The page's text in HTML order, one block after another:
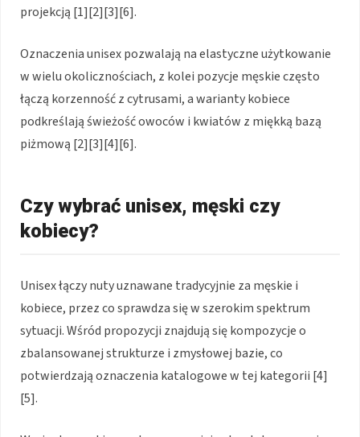
projekcją [1][2][3][6].
Oznaczenia unisex pozwalają na elastyczne użytkowanie
w wielu okolicznościach, z kolei pozycje męskie często
łączą korzenność z cytrusami, a warianty kobiece
podkreślają świeżość owoców i kwiatów z miękką bazą
piżmową [2][3][4][6].
Czy wybrać unisex, męski czy
kobiecy?
Unisex łączy nuty uznawane tradycyjnie za męskie i
kobiece, przez co sprawdza się w szerokim spektrum
sytuacji. Wśród propozycji znajdują się kompozycje o
zbalansowanej strukturze i zmysłowej bazie, co
potwierdzają oznaczenia katalogowe w tej kategorii [4]
[5].